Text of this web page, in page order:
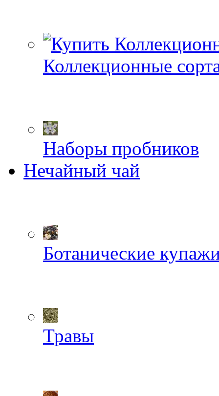
Коллекционные
Наборы пробников
Нечайный чай
Ботанические
Травы